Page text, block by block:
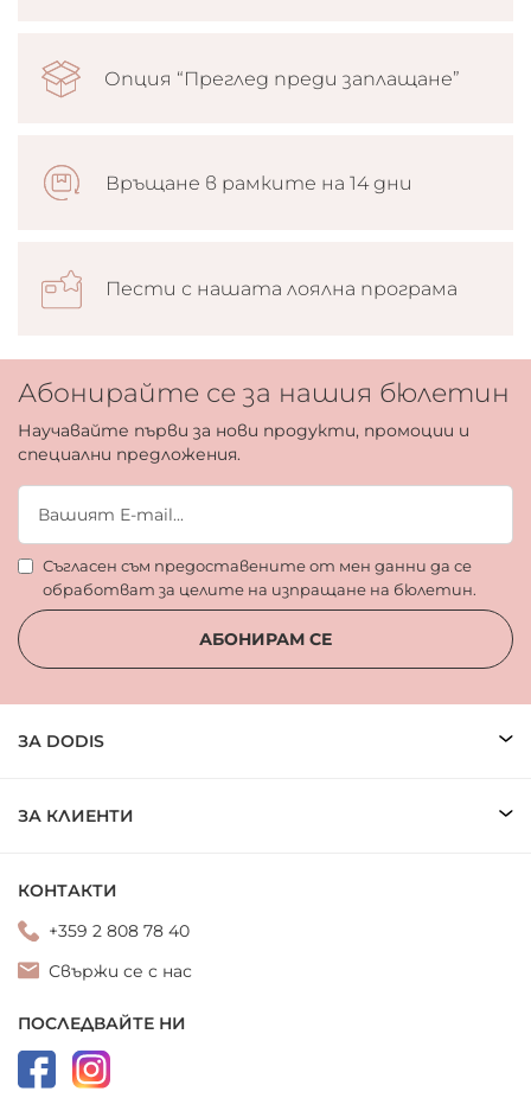
Опция “Преглед преди заплащане”
Връщане в рамките на 14 дни
Пести с нашата лоялна програма
Абонирайте се за нашия бюлетин
Научавайте първи за нови продукти, промоции и
специални предложения.
Съгласен съм предоставените от мен данни да се
обработват за целите на изпращане на бюлетин.
АБОНИРАМ СЕ
ЗА DODIS
ЗА КЛИЕНТИ
КОНТАКТИ
+359 2 808 78 40
Свържи се с нас
ПОСЛЕДВАЙТЕ НИ